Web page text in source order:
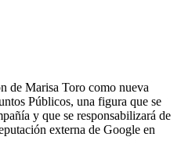
de Marisa Toro como nueva
Públicos, una figura que se
y que se responsabilizará de
externa de Google en